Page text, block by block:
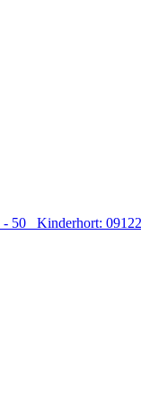
- 50 Kinderhort: